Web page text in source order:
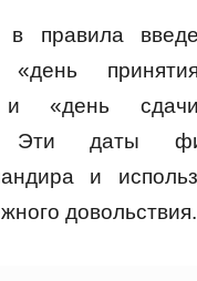
в правила
и «день
Эти даты
и
довольствия.